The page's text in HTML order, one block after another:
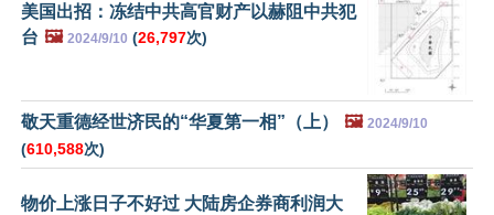
美国出招：冻结中共高官财产以赫阻中共犯
台 🖼️ 2024/9/10 (26,797次)
敬天重德经世济民的“华夏第一相”（上） 🖼️ 2024/9/10
(610,588次)
物价上涨日子不好过 大陆房企券商利润大